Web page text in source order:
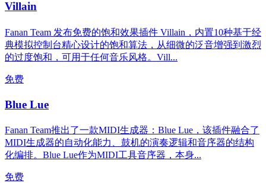
Villain
Fanan Team 发布免费的饱和效果插件 Villain，内置10种基于经
典模拟控制台精心设计的饱和算法，从细微的泛音增强到激烈
的过度饱和，可用于任何音乐风格。Vill...
免费
Blue Lue
Fanan Team推出了一款MIDI生成器：Blue Lue，该插件融合了
MIDI生成器的自动化能力、鼓机的演奏逻辑和音序器的结构
化编排。Blue Lue作为MIDI工具音序器，本身...
免费